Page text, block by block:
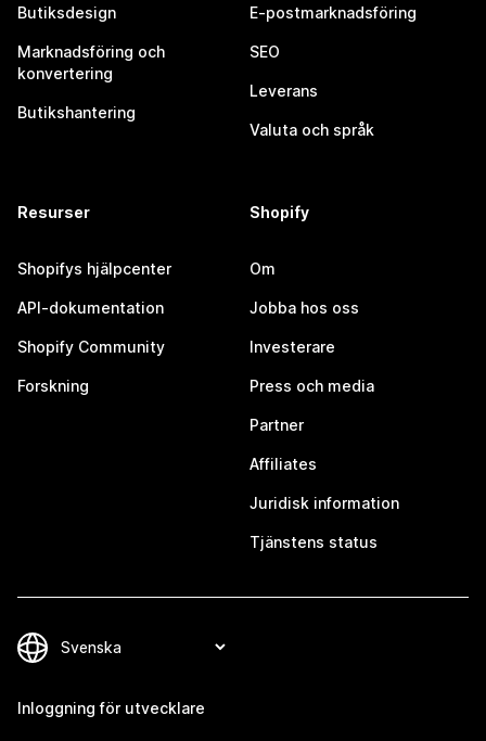
Butiksdesign
Marknadsföring och
konvertering
Butikshantering
E-postmarknadsföring
SEO
Leverans
Valuta och språk
Resurser
Shopifys hjälpcenter
API-dokumentation
Shopify Community
Forskning
Shopify
Om
Jobba hos oss
Investerare
Press och media
Partner
Affiliates
Juridisk information
Tjänstens status
Inloggning för utvecklare